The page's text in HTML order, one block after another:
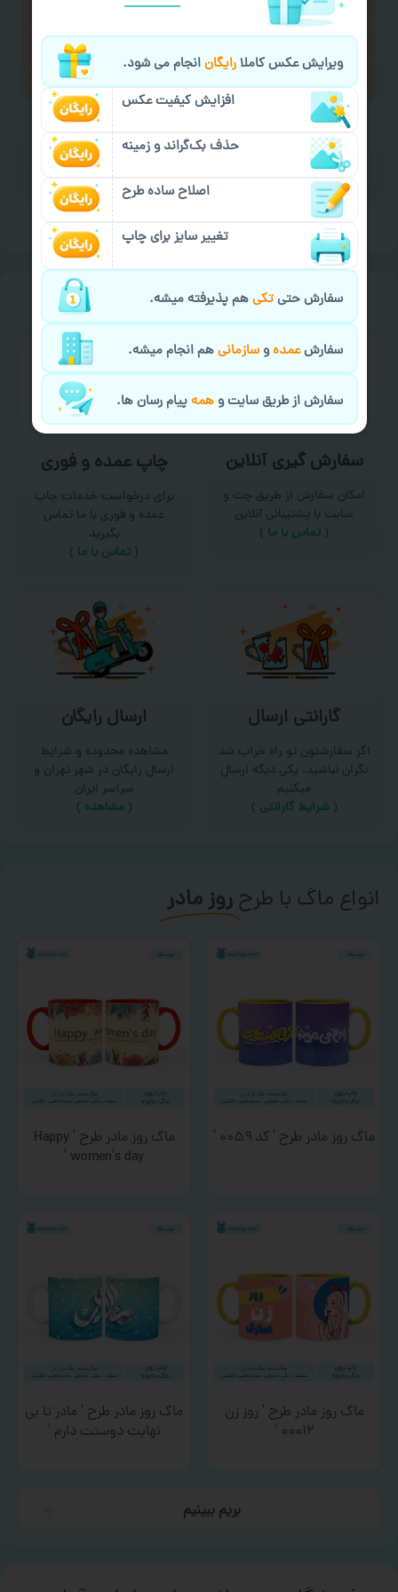
لازم را انجام دهید.
ایمیل جهت ثبت یا پیگیری سفارش:
aks4chap.com@gmail.com
خیالت راحت ازسفارش گیری
سفارش گیری آنلاین
امکان سفارش از طریق چت و
سایت با پشتیبانی آنلاین
( تماس با ما‌ )
چاپ عمده و فوری
برای درخواست خدمات چاپ
عمده و فوری با ما تماس
بگیرید
( تماس با ما )
گارانتی ارسال
اگر سفارشتون تو راه خراب شد
نگران نباشید، یکی دیگه ارسال
میکنیم
( شرایط گارانتی )
ارسال رایگان
مشاهده محدوده و شرایط
ارسال رایگان در شهر تهران و
سراسر ایران
(مشاهده )
انواع ماگ با طرحروز مادر
ماگ روز مادر طرح ‘ کد ۰۰۵۹ ‘
ماگ روز مادر طرح ‘ Happy
women’s day ‘
ماگ روز مادر طرح ‘ روز زن
۰۰۰۱۲ ‘
ماگ روز مادر طرح ‘ مادر تا بی
نهایت دوستت دارم ‘
بریم ببینیم
ویرایش عکس کاملارایگانانجام می شود.
افزایش کیفیت عکس
حذف بک‌گراند و زمینه
اصلاح ساده طرح
تغییر سایز برای چاپ
سفارش حتیتکیهم پذیرفته میشه.
سفارشعمدهوسازمانیهم انجام میشه.
سفارش از طریق سایت وهمهپیام رسان ها.